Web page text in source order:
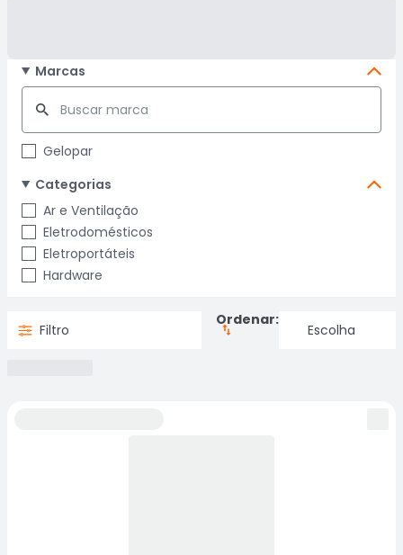
Marcas
Gelopar
Categorias
Ar e Ventilação
Eletrodomésticos
Eletroportáteis
Hardware
Filtro
Ordenar: